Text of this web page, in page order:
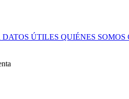
DATOS ÚTILES QUIÉNES SOMOS